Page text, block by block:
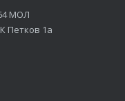
МОЛ
Петков 1а